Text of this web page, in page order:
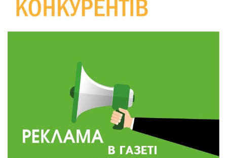
09:52
04 сер
Родина Степаненків: від квітучого
прикордоння до втраченого дому
«Все закінчиться, приїду й одружуся…»: Пам’яті
26-річного Захисника Богдана Ємця (ВІДЕО)
Паливо по 100 грн та ризик дефіциту: чому в
Україні різко зростають ціни на АЗС
20:00
Житлові сертифікати, підготовка до зими та
підтримка ВПО: підсумки засідання виконкому